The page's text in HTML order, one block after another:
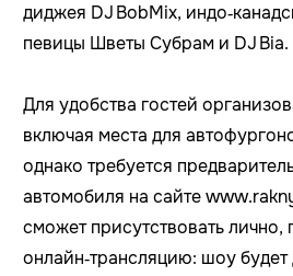
диджея DJ BobMix,
певицы Шветы Субрам и DJ Bia.
Для удобства гостей
включая места для
однако требуется
автомобиля на сайте
сможет присутствовать лично,
онлайн‑трансляцию: шоу будет